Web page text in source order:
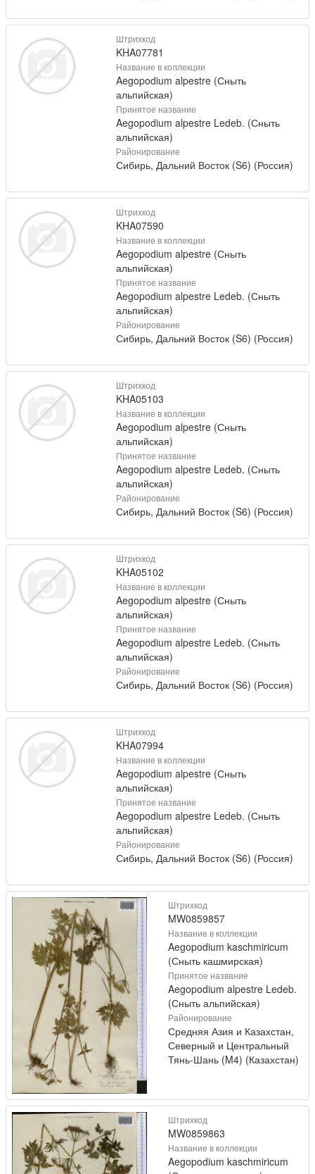
Штрихкод
KHA07781
Название в коллекции
Aegopodium alpestre (Сныть
альпийская)
Принятое название
Aegopodium alpestre Ledeb. (Сныть
альпийская)
Районирование
Сибирь, Дальний Восток (S6) (Россия)
Штрихкод
KHA07590
Название в коллекции
Aegopodium alpestre (Сныть
альпийская)
Принятое название
Aegopodium alpestre Ledeb. (Сныть
альпийская)
Районирование
Сибирь, Дальний Восток (S6) (Россия)
Штрихкод
KHA05103
Название в коллекции
Aegopodium alpestre (Сныть
альпийская)
Принятое название
Aegopodium alpestre Ledeb. (Сныть
альпийская)
Районирование
Сибирь, Дальний Восток (S6) (Россия)
Штрихкод
KHA05102
Название в коллекции
Aegopodium alpestre (Сныть
альпийская)
Принятое название
Aegopodium alpestre Ledeb. (Сныть
альпийская)
Районирование
Сибирь, Дальний Восток (S6) (Россия)
Штрихкод
KHA07994
Название в коллекции
Aegopodium alpestre (Сныть
альпийская)
Принятое название
Aegopodium alpestre Ledeb. (Сныть
альпийская)
Районирование
Сибирь, Дальний Восток (S6) (Россия)
Штрихкод
MW0859857
Название в коллекции
Aegopodium kaschmiricum
(Сныть кашмирская)
Принятое название
Aegopodium alpestre Ledeb.
(Сныть альпийская)
Районирование
Средняя Азия и Казахстан,
Северный и Центральный
Тянь-Шань (M4) (Казахстан)
Штрихкод
MW0859863
Название в коллекции
Aegopodium kaschmiricum